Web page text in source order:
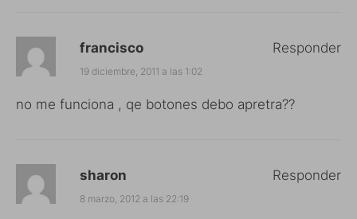
francisco
19 diciembre, 2011 a las 1:02
no me funciona , qe botones debo apretra??
Responder
sharon
8 marzo, 2012 a las 22:19
Responder